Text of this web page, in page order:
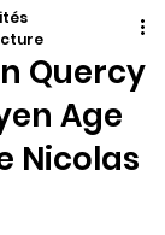
Quercy
Age
Nicolas